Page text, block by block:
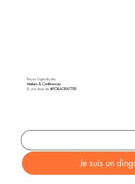
Je suis un
Reçois l'agenda des
Ateliers & Conférences
& une dose de#POILAGRATTER